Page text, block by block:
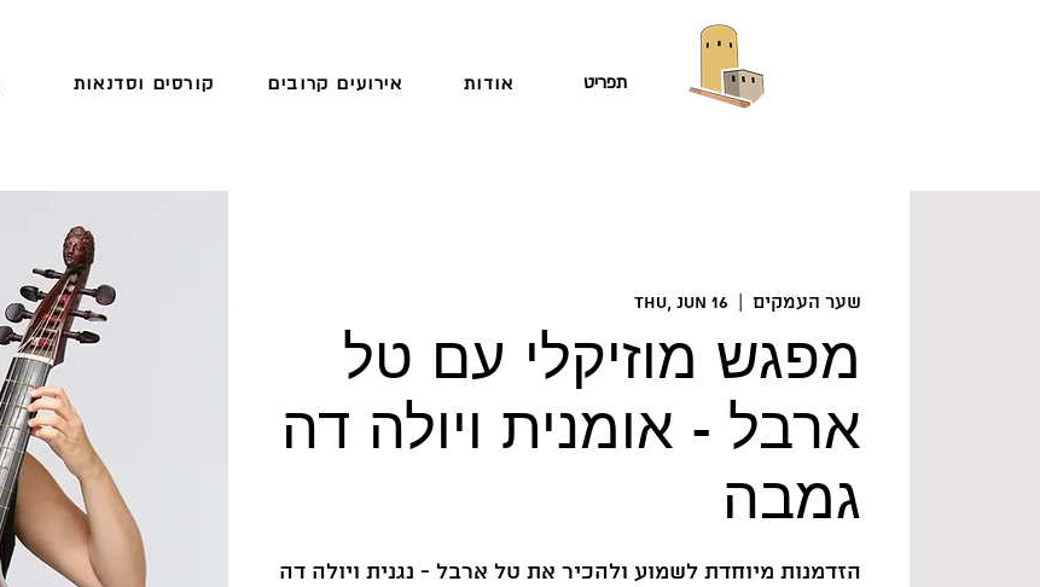
קורסים וסדנאות אירועים קרובים אודות תפריט
Thu, Jun 16 שער העמקים
מפגש מוזיקלי עם טל
ארבל - אומנית ויולה דה
גמבה
הזדמנות מיוחדת לשמוע ולהכיר את טל ארבל - נגנית ויולה דה